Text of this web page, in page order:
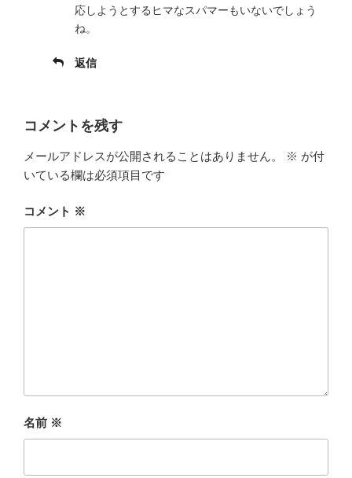
応しようとするヒマなスパマーもいないでしょう
ね。
返信
コメントを残す
メールアドレスが公開されることはありません。 ※ が付
いている欄は必須項目です
コメント ※
名前 ※